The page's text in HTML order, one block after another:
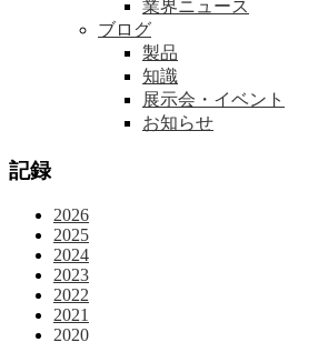
業界ニュース
ブログ
製品
知識
展示会・イベント
お知らせ
記録
2026
2025
2024
2023
2022
2021
2020